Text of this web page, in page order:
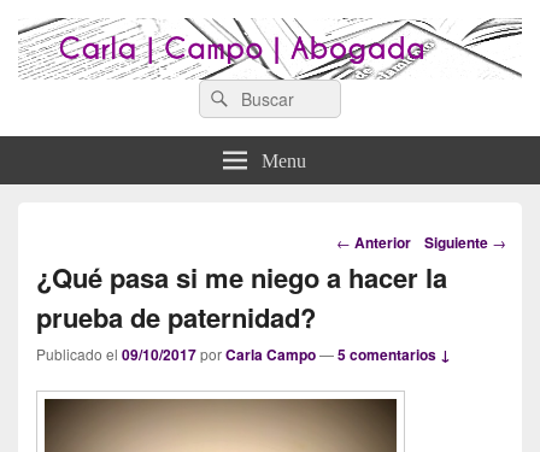
Abogados Lugo : Carla Campo
Abogada
Search
for:
Menu
Navegación
los
← Anterior Siguiente →
¿Qué pasa si me niego a hacer la
prueba de paternidad?
Publicado el 09/10/2017porCarla Campo—5 comentarios ↓